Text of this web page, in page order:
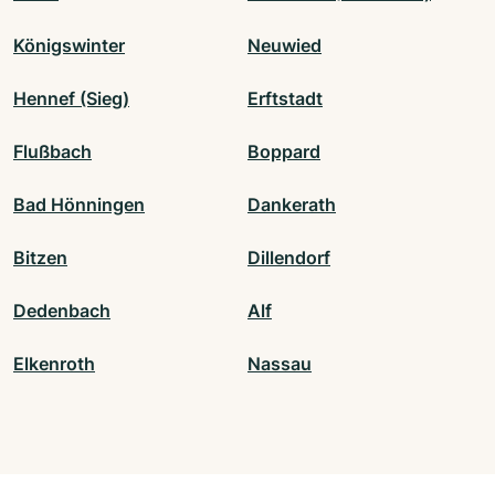
Königswinter Neuwied
Hennef (Sieg) Erftstadt
Flußbach Boppard
Bad Hönningen Dankerath
Bitzen Dillendorf
Dedenbach Alf
Elkenroth Nassau